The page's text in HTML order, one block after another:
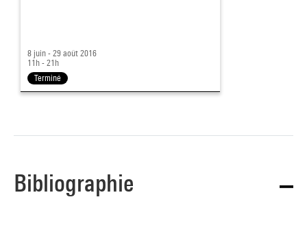
8 juin - 29 août 2016
11h - 21h
Terminé
Bibliographie